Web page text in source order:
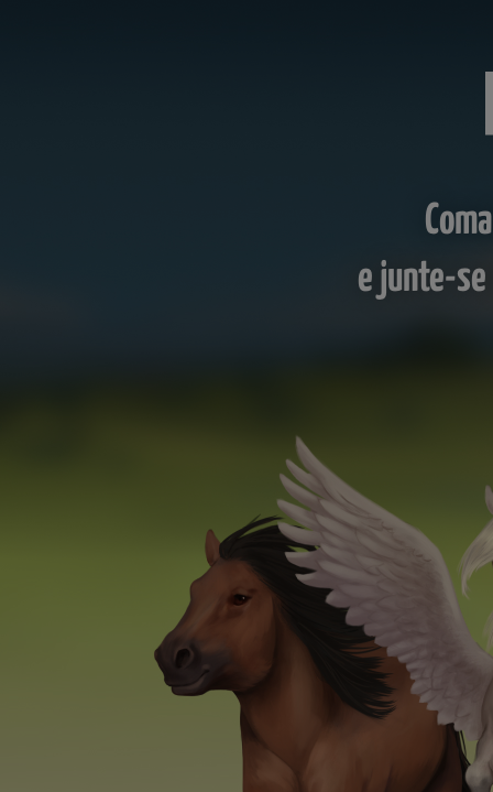
e junte-